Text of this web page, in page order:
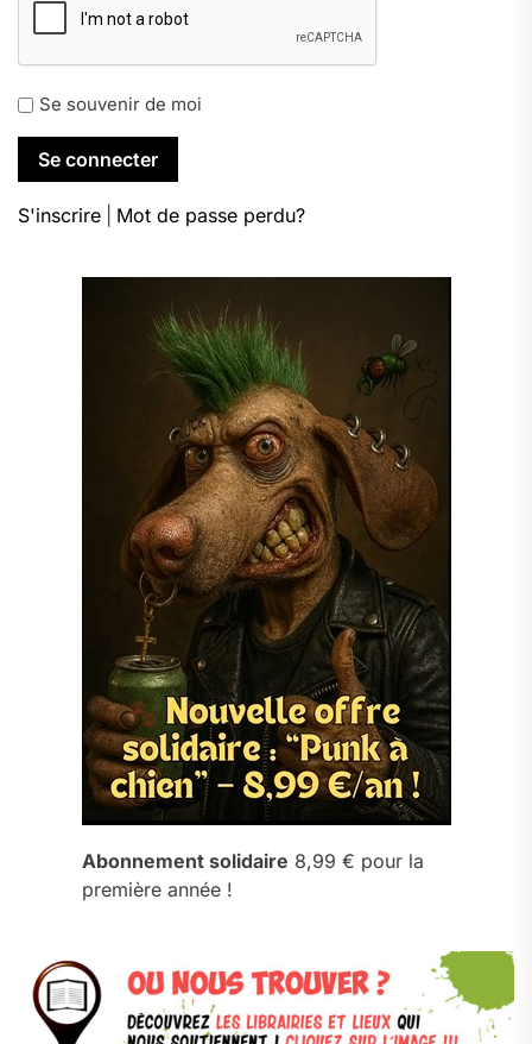
Se souvenir de moi
S'inscrire Mot de passe perdu?
Abonnement solidaire 8,99 € pour la
première année !